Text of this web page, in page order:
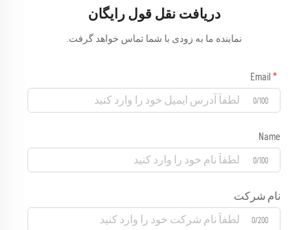
دریافت نقل قول رایگان
نماینده ما به زودی با شما تماس خواهد گرفت.
0/100
Name
0/100
نام شرکت
0/200